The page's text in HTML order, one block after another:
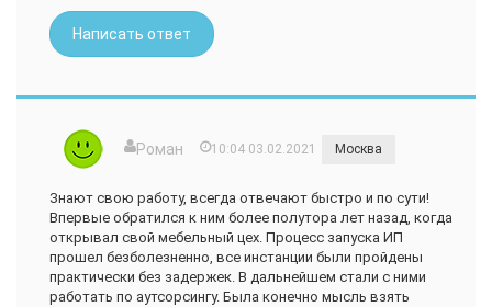
Написать ответ
Роман 10:04 03.02.2021 Москва
Знают свою работу, всегда отвечают быстро и по сути!
Впервые обратился к ним более полутора лет назад, когда
открывал свой мебельный цех. Процесс запуска ИП
прошел безболезненно, все инстанции были пройдены
практически без задержек. В дальнейшем стали с ними
работать по аутсорсингу. Была конечно мысль взять